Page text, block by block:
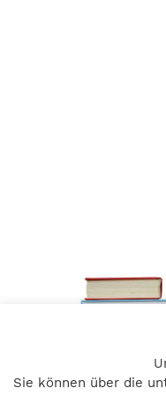
Sie können über die